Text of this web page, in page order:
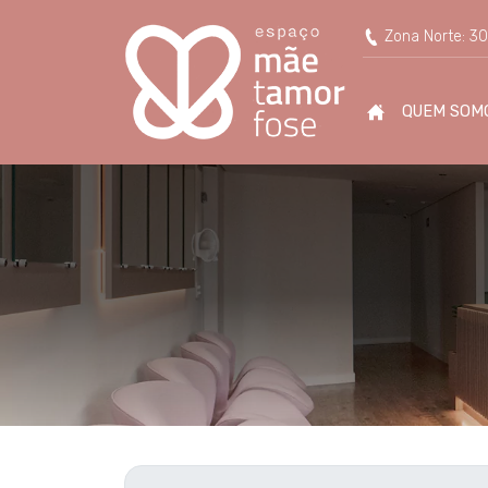
Dra. Alyne Ranaci - Zona Norte:
QUEM